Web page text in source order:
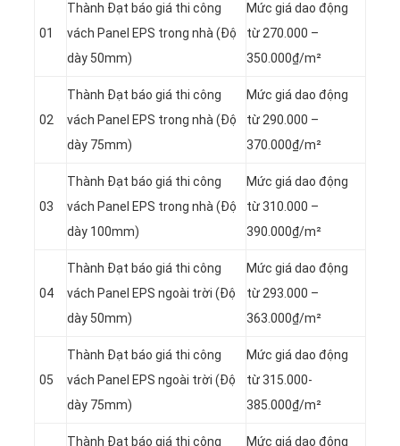
01
Thành Đạt báo giá thi công
vách Panel EPS trong nhà (Độ
dày 50mm)
Mức giá dao động
từ 270.000 –
350.000₫/m²
02
Thành Đạt báo giá thi công
vách Panel EPS trong nhà (Độ
dày 75mm)
Mức giá dao động
từ 290.000 –
370.000₫/m²
03
Thành Đạt báo giá thi công
vách Panel EPS trong nhà (Độ
dày 100mm)
Mức giá dao động
từ 310.000 –
390.000₫/m²
04
Thành Đạt báo giá thi công
vách Panel EPS ngoài trời (Độ
dày 50mm)
Mức giá dao động
từ 293.000 –
363.000₫/m²
05
Thành Đạt báo giá thi công
vách Panel EPS ngoài trời (Độ
dày 75mm)
Mức giá dao động
từ 315.000-
385.000₫/m²
Thành Đạt báo giá thi công
Mức giá dao động